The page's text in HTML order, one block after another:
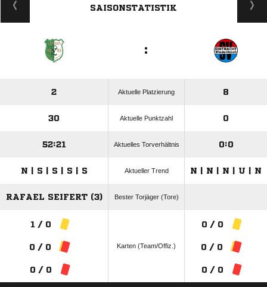
SAISONSTATISTIK
:
2 Aktuelle Platzierung 8
30 Aktuelle Punktzahl 0
52:21 Aktuelles Torverhältnis 0:0
N | S | S | S | S Aktueller Trend N | N | N | U | N
RAFAEL SEIFERT (3) Bester Torjäger (Tore)
1 / 0
0 / 0
0 / 0
Karten (Team/Offiz.)
0 / 0
0 / 0
0 / 0